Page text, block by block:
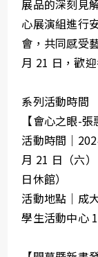
展品的深刻見
心展演組進行
會，共同感受
月 21 日，歡
系列活動時間
【會心之眼-張
活動時間｜
月 21 日（六
日休館）
活動地點｜成
學生活動中心 1